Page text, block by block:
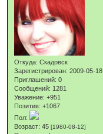
Откуда: Скадовск
Зарегистрирован: 2009-05-18
Приглашений: 0
Сообщений: 1281
Уважение: +951
Позитив: +1067
Пол:
Возраст: 45[1980-08-12]